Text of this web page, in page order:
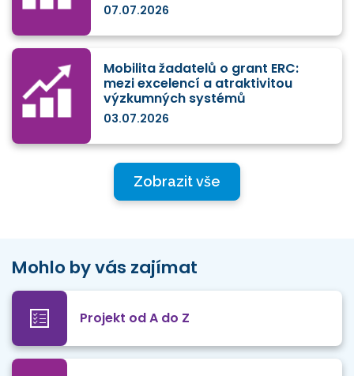
07.07.2026
Mobilita žadatelů o grant ERC:
mezi excelencí a atraktivitou
výzkumných systémů
03.07.2026
Zobrazit vše
Mohlo by vás zajímat
Projekt od A do Z